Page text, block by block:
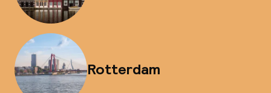
Rotterdam